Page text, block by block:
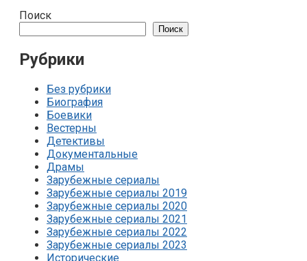
Поиск
Поиск
Рубрики
Без рубрики
Биография
Боевики
Вестерны
Детективы
Документальные
Драмы
Зарубежные сериалы
Зарубежные сериалы 2019
Зарубежные сериалы 2020
Зарубежные сериалы 2021
Зарубежные сериалы 2022
Зарубежные сериалы 2023
Исторические